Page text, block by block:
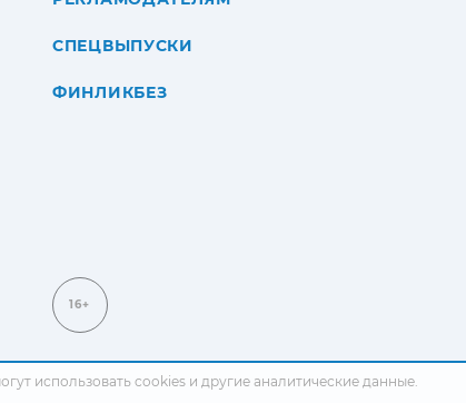
СПЕЦВЫПУСКИ
ФИНЛИКБЕЗ
16+
использовать cookies и другие аналитические данные.